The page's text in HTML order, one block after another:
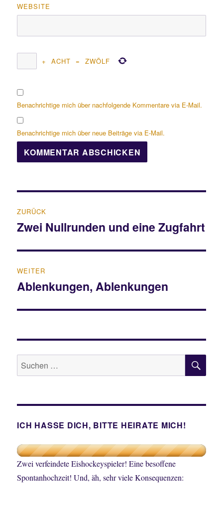
WEBSITE
+ ACHT = ZWÖLF
Benachrichtige mich über nachfolgende Kommentare via E-Mail.
Benachrichtige mich über neue Beiträge via E-Mail.
ZURÜCK
Vorheriger
Zwei Nullrunden und eine Zugfahrt
WEITER
Nächster
Ablenkungen, Ablenkungen
Suche
nach:
ICH HASSE DICH, BITTE HEIRATE MICH!
Zwei verfeindete Eishockeyspieler! Eine besoffene
Spontanhochzeit! Und, äh, sehr viele Konsequenzen: